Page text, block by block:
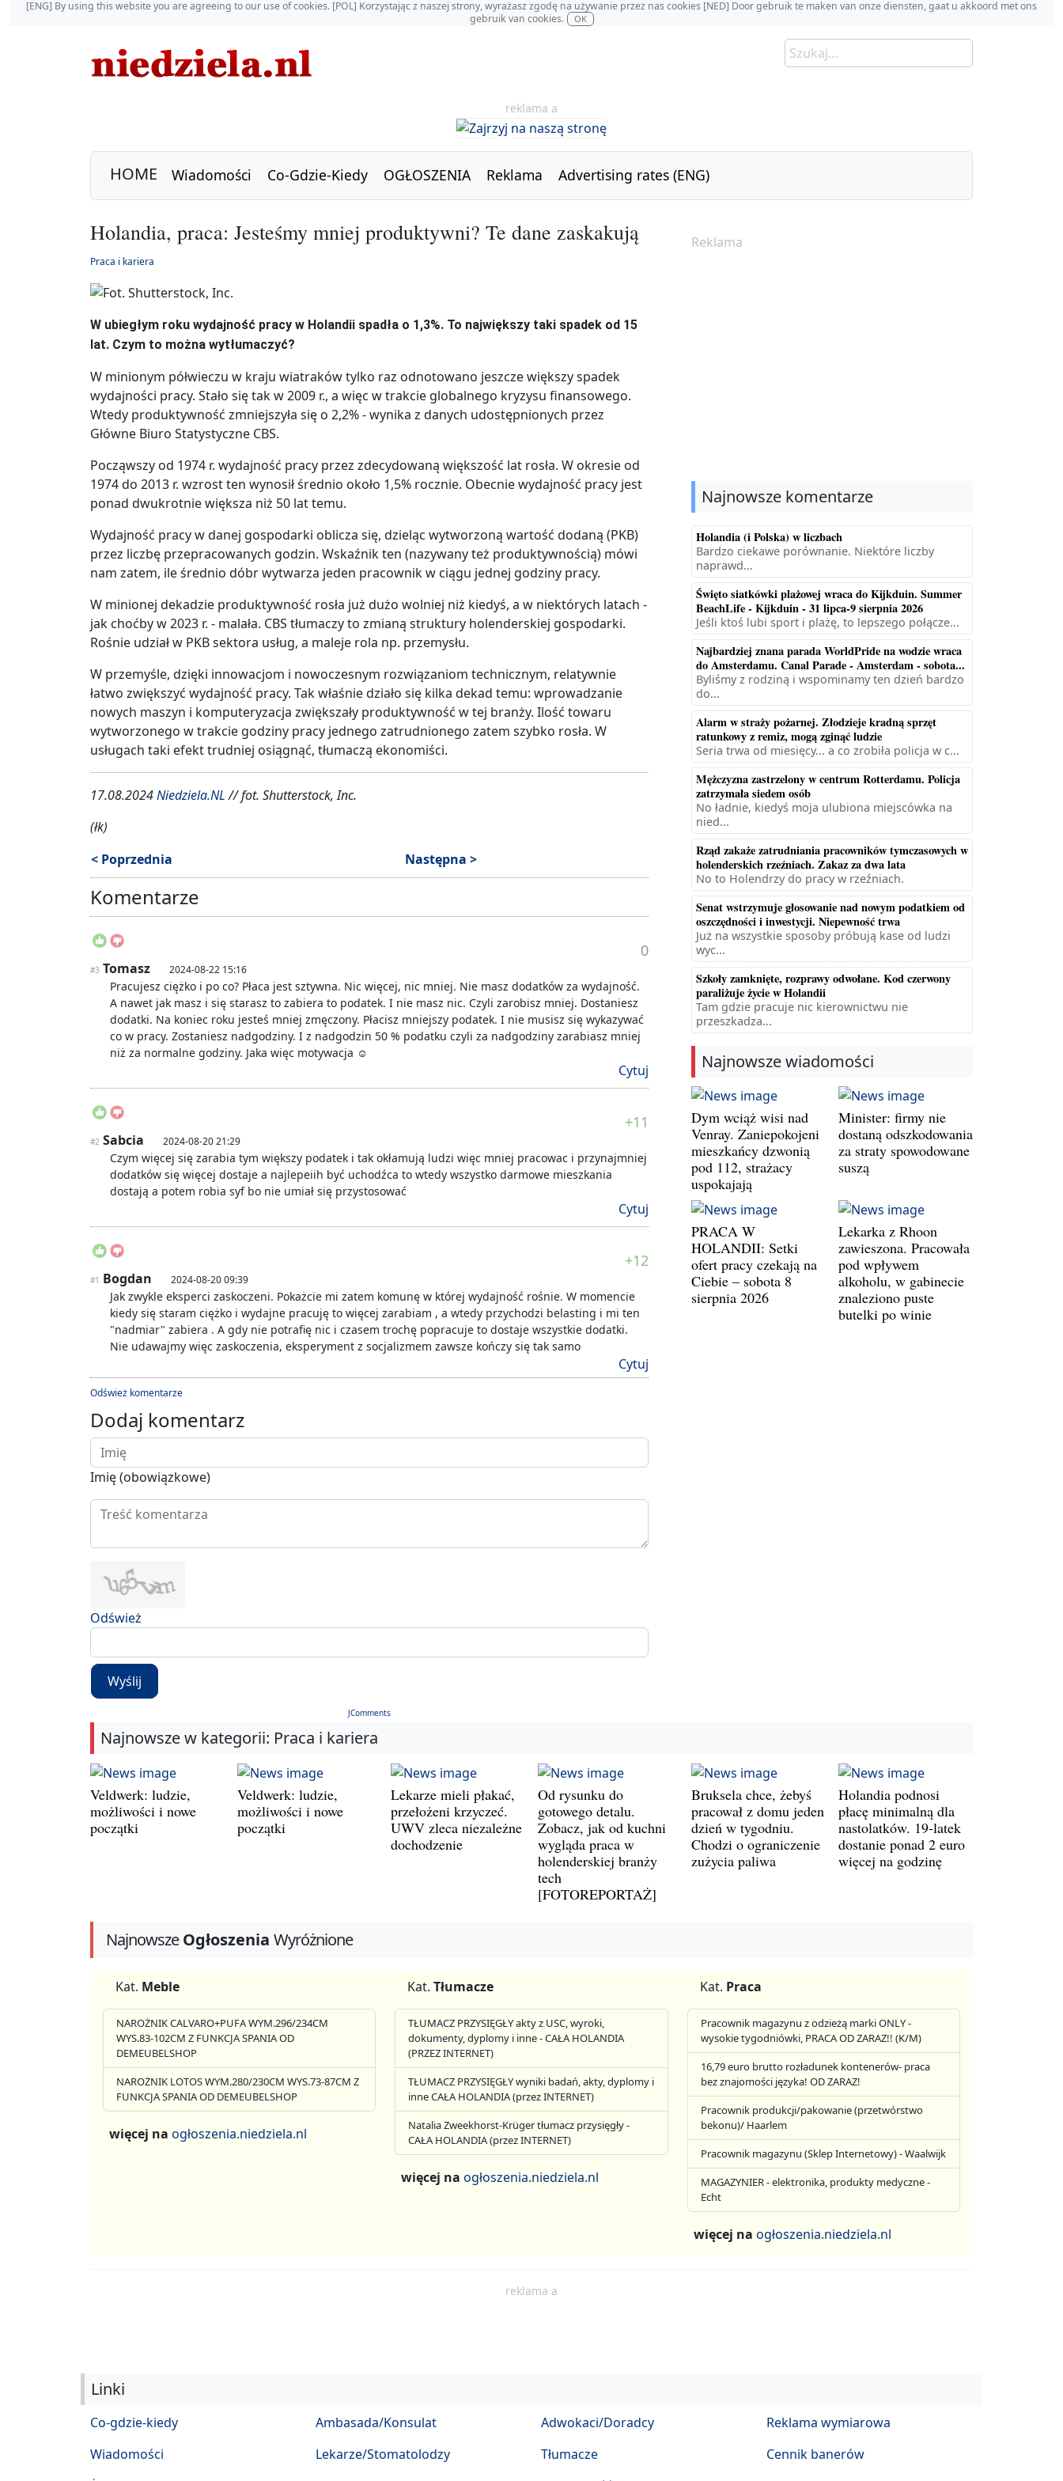
[ENG] By using this website you are agreeing to our use of cookies. [POL] Korzystając z naszej strony, wyrażasz zgodę na używanie przez nas cookies [NED] Door gebruik te maken van onze diensten, gaat u akkoord met ons
gebruik van cookies.
OK
reklama a
HOME Wiadomości Co-Gdzie-Kiedy OGŁOSZENIA Reklama Advertising rates (ENG)
Holandia, praca: Jesteśmy mniej produktywni? Te dane zaskakują
Praca i kariera
W ubiegłym roku wydajność pracy w Holandii spadła o 1,3%. To największy taki spadek od 15
lat. Czym to można wytłumaczyć?
W minionym półwieczu w kraju wiatraków tylko raz odnotowano jeszcze większy spadek
wydajności pracy. Stało się tak w 2009 r., a więc w trakcie globalnego kryzysu finansowego.
Wtedy produktywność zmniejszyła się o 2,2% - wynika z danych udostępnionych przez
Główne Biuro Statystyczne CBS.
Począwszy od 1974 r. wydajność pracy przez zdecydowaną większość lat rosła. W okresie od
1974 do 2013 r. wzrost ten wynosił średnio około 1,5% rocznie. Obecnie wydajność pracy jest
ponad dwukrotnie większa niż 50 lat temu.
Wydajność pracy w danej gospodarki oblicza się, dzieląc wytworzoną wartość dodaną (PKB)
przez liczbę przepracowanych godzin. Wskaźnik ten (nazywany też produktywnością) mówi
nam zatem, ile średnio dóbr wytwarza jeden pracownik w ciągu jednej godziny pracy.
W minionej dekadzie produktywność rosła już dużo wolniej niż kiedyś, a w niektórych latach -
jak choćby w 2023 r. - malała. CBS tłumaczy to zmianą struktury holenderskiej gospodarki.
Rośnie udział w PKB sektora usług, a maleje rola np. przemysłu.
W przemyśle, dzięki innowacjom i nowoczesnym rozwiązaniom technicznym, relatywnie
łatwo zwiększyć wydajność pracy. Tak właśnie działo się kilka dekad temu: wprowadzanie
nowych maszyn i komputeryzacja zwiększały produktywność w tej branży. Ilość towaru
wytworzonego w trakcie godziny pracy jednego zatrudnionego zatem szybko rosła. W
usługach taki efekt trudniej osiągnąć, tłumaczą ekonomiści.
17.08.2024Niedziela.NL// fot. Shutterstock, Inc.
(łk)
< Poprzednia
Następna >
Komentarze
0
#3 Tomasz 2024-08-22 15:16
Pracujesz ciężko i po co? Płaca jest sztywna. Nic więcej, nic mniej. Nie masz dodatków za wydajność.
A nawet jak masz i się starasz to zabiera to podatek. I nie masz nic. Czyli zarobisz mniej. Dostaniesz
dodatki. Na koniec roku jesteś mniej zmęczony. Płacisz mniejszy podatek. I nie musisz się wykazywać
co w pracy. Zostaniesz nadgodziny. I z nadgodzin 50 % podatku czyli za nadgodziny zarabiasz mniej
niż za normalne godziny. Jaka więc motywacja ☺️
Cytuj
+11
#2 Sabcia 2024-08-20 21:29
Czym więcej się zarabia tym większy podatek i tak okłamują ludzi więc mniej pracowac i przynajmniej
dodatków się więcej dostaje a najlepeiih być uchodźca to wtedy wszystko darmowe mieszkania
dostają a potem robia syf bo nie umiał się przystosować
Cytuj
+12
#1 Bogdan 2024-08-20 09:39
Jak zwykle eksperci zaskoczeni. Pokażcie mi zatem komunę w której wydajność rośnie. W momencie
kiedy się staram ciężko i wydajne pracuję to więcej zarabiam , a wtedy przychodzi belasting i mi ten
"nadmiar" zabiera . A gdy nie potrafię nic i czasem trochę popracuje to dostaje wszystkie dodatki.
Nie udawajmy więc zaskoczenia, eksperyment z socjalizmem zawsze kończy się tak samo
Cytuj
Odśwież komentarze
Dodaj komentarz
Imię (obowiązkowe)
Odśwież
Wyślij
JComments
Reklama
Najnowsze komentarze
Holandia (i Polska) w liczbach
Bardzo ciekawe porównanie. Niektóre liczby
naprawd...
Święto siatkówki plażowej wraca do Kijkduin. Summer
BeachLife - Kijkduin - 31 lipca-9 sierpnia 2026
Jeśli ktoś lubi sport i plażę, to lepszego połącze...
Najbardziej znana parada WorldPride na wodzie wraca
do Amsterdamu. Canal Parade - Amsterdam - sobota...
Byliśmy z rodziną i wspominamy ten dzień bardzo
do...
Alarm w straży pożarnej. Złodzieje kradną sprzęt
ratunkowy z remiz, mogą zginąć ludzie
Seria trwa od miesięcy... a co zrobiła policja w c...
Mężczyzna zastrzelony w centrum Rotterdamu. Policja
zatrzymała siedem osób
No ładnie, kiedyś moja ulubiona miejscówka na
nied...
Rząd zakaże zatrudniania pracowników tymczasowych w
holenderskich rzeźniach. Zakaz za dwa lata
No to Holendrzy do pracy w rzeźniach.
Senat wstrzymuje głosowanie nad nowym podatkiem od
oszczędności i inwestycji. Niepewność trwa
Już na wszystkie sposoby próbują kase od ludzi
wyc...
Szkoły zamknięte, rozprawy odwołane. Kod czerwony
paraliżuje życie w Holandii
Tam gdzie pracuje nic kierownictwu nie
przeszkadza...
Najnowsze wiadomości
Dym wciąż wisi nad
Venray. Zaniepokojeni
mieszkańcy dzwonią
pod 112, strażacy
uspokajają
Minister: firmy nie
dostaną odszkodowania
za straty spowodowane
suszą
PRACA W
HOLANDII: Setki
ofert pracy czekają na
Ciebie – sobota 8
sierpnia 2026
Lekarka z Rhoon
zawieszona. Pracowała
pod wpływem
alkoholu, w gabinecie
znaleziono puste
butelki po winie
Najnowsze w kategorii: Praca i kariera
Veldwerk: ludzie,
możliwości i nowe
początki
Veldwerk: ludzie,
możliwości i nowe
początki
Lekarze mieli płakać,
przełożeni krzyczeć.
UWV zleca niezależne
dochodzenie
Od rysunku do
gotowego detalu.
Zobacz, jak od kuchni
wygląda praca w
holenderskiej branży
tech
[FOTOREPORTAŻ]
Bruksela chce, żebyś
pracował z domu jeden
dzień w tygodniu.
Chodzi o ograniczenie
zużycia paliwa
Holandia podnosi
płacę minimalną dla
nastolatków. 19-latek
dostanie ponad 2 euro
więcej na godzinę
NajnowszeOgłoszenia Wyróżnione
Kat. Meble
NAROŻNIK CALVARO+PUFA WYM.296/234CM
WYS.83-102CM Z FUNKCJA SPANIA OD
DEMEUBELSHOP
NAROŻNIK LOTOS WYM.280/230CM WYS.73-87CM Z
FUNKCJA SPANIA OD DEMEUBELSHOP
więcej na ogłoszenia.niedziela.nl
Kat. Tłumacze
TŁUMACZ PRZYSIĘGŁY akty z USC, wyroki,
dokumenty, dyplomy i inne - CAŁA HOLANDIA
(PRZEZ INTERNET)
TŁUMACZ PRZYSIĘGŁY wyniki badań, akty, dyplomy i
inne CAŁA HOLANDIA (przez INTERNET)
Natalia Zweekhorst-Krüger tłumacz przysięgły -
CAŁA HOLANDIA (przez INTERNET)
więcej naogłoszenia.niedziela.nl
Kat. Praca
Pracownik magazynu z odzieżą marki ONLY -
wysokie tygodniówki, PRACA OD ZARAZ!! (K/M)
16,79 euro brutto rozładunek kontenerów- praca
bez znajomości języka! OD ZARAZ!
Pracownik produkcji/pakowanie (przetwórstwo
bekonu)/ Haarlem
Pracownik magazynu (Sklep Internetowy) - Waalwijk
MAGAZYNIER - elektronika, produkty medyczne -
Echt
więcej na ogłoszenia.niedziela.nl
reklama a
Linki
Co-gdzie-kiedy
Wiadomości
Ambasada/Konsulat
Lekarze/Stomatolodzy
Adwokaci/Doradcy
Tłumacze
Reklama wymiarowa
Cennik banerów